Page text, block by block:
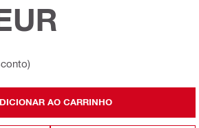
AO CARRINHO